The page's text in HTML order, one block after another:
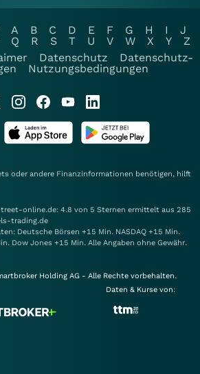
A B C D E F G H I
J
Q R S T U V W X Y
Z
Datenschutz
Datenschutz-
Nutzungsbedingungen
oder andere Finanzinformationen benötigen, hilft
online.de: 4.8 von 5 Sternen ermittelt aus 285
trading.de
Deutsche Börsen +15 Min. NASDAQ +15 Min.
Dow Jones +15 Min. Alle Angaben ohne Gewähr.
Holding AG - Alle Rechte vorbehalten.
Daten & Kurse von: